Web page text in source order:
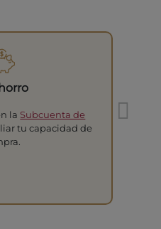
la Subcuenta de
tu capacidad de